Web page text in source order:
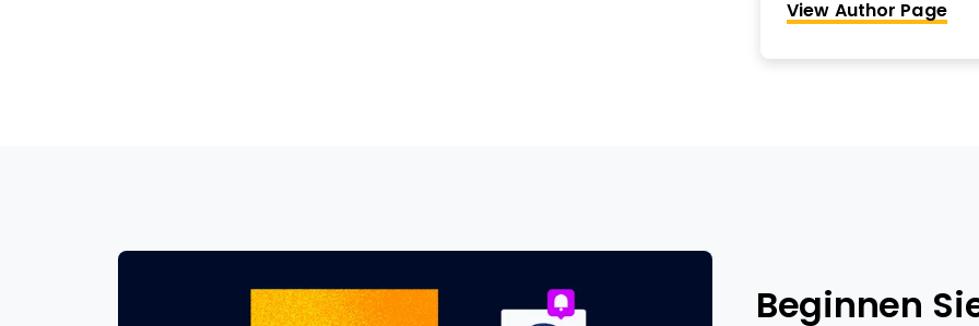
Back-End-Abläufe
View Author Page
Beginnen